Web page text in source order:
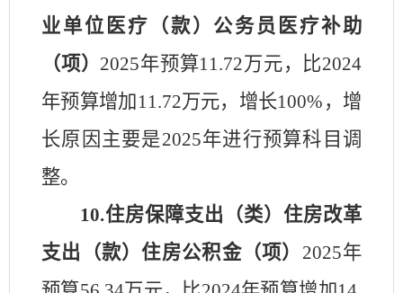
业单位医疗（款） 公务员医疗补助
（项） 2025年预算11.72万元，比2024
年预算增加11.72万元，增长100%， 增
长原因主要是2025年进行预算科目调
整。
10.住房保障支出（类）住房改革
支出（款）住房公积金（项） 2025年